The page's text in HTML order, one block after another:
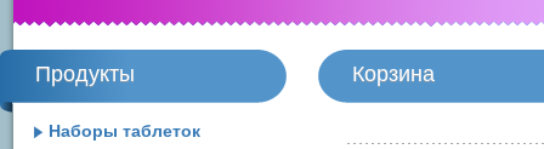
Корзина
Продукты
Наборы таблеток